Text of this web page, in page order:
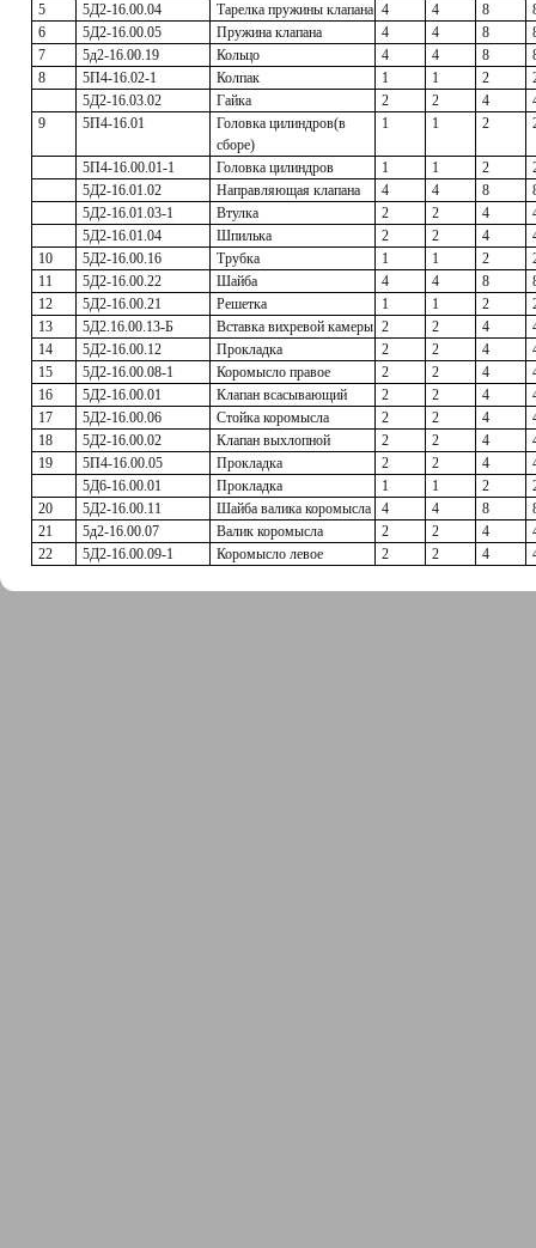
5
5Д2-16.00.04 Тарелка пружины клапана 4 4 8
6
5Д2-16.00.05 Пружина клапана 4 4 8
7
5д2-16.00.19 Кольцо 4 4 8
8
5П4-16.02-1 Колпак 1 1 2
5Д2-16.03.02
Гайка 2 2 4
9
5П4-16.01
Головка цилиндров(в
сборе)
1 1 2
5П4-16.00.01-1 Головка цилиндров 1 1 2
5Д2-16.01.02
Направляющая клапана 4 4 8
5Д2-16.01.03-1
Втулка 2 2 4
5Д2-16.01.04
Шпилька 2 2 4
10
5Д2-16.00.16 Трубка 1 1 2
11
5Д2-16.00.22 Шайба 4 4 8
12
5Д2-16.00.21 Решетка 1 1 2
13
5Д2.16.00.13-Б Вставка вихревой камеры 2 2 4
14
5Д2-16.00.12 Прокладка 2 2 4
15
5Д2-16.00.08-1 Коромысло правое 2 2 4
16
5Д2-16.00.01 Клапан всасывающий 2 2 4
17
5Д2-16.00.06 Стойка коромысла 2 2 4
18
5Д2-16.00.02 Клапан выхлопной 2 2 4
19
5П4-16.00.05 Прокладка 2 2 4
5Д6-16.00.01
Прокладка 1 1 2
20
5Д2-16.00.11 Шайба валика коромысла 4 4 8
21
5д2-16.00.07 Валик коромысла 2 2 4
22
5Д2-16.00.09-1 Коромысло левое 2 2 4